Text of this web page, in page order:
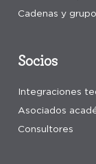
Cadenas y
Socios
Integraciones
Asociados
Consultores